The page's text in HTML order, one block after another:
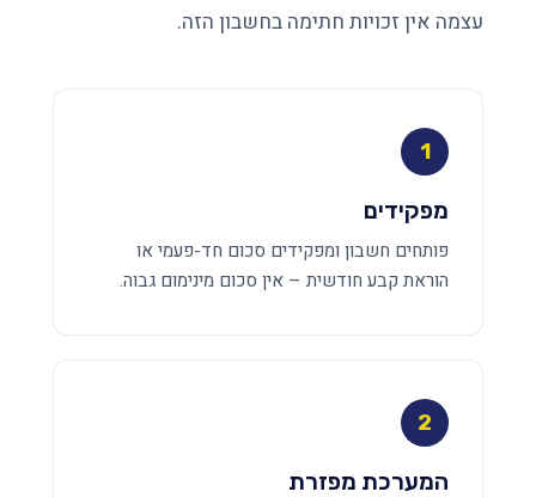
עצמה אין זכויות חתימה בחשבון הזה.
1
מפקידים
פותחים חשבון ומפקידים סכום חד-פעמי או
הוראת קבע חודשית – אין סכום מינימום גבוה.
2
המערכת מפזרת